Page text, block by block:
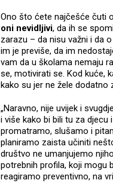
Ono što ćete najčešće čuti
oni nevidljivi, da ih se
zarazu – da nisu važni i da
im je previše, da im
vam da u školama nemaju
se, motivirati se. Kod kuće,
kako su jer ne žele dodatno
„Naravno, nije uvijek i
i više kako bi bili tu za
promatramo, slušamo i
planiramo zaista učiniti
društvo ne umanjujemo
potrebnih profila, koji mogu
reagiramo preventivno, na